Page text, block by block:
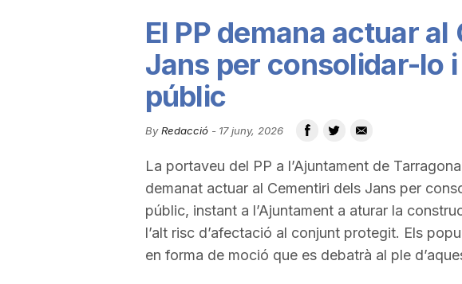
u
t
El PP demana actuar
Jans per consolidar-lo
públic
By Redacció- 17 juny, 2026
La portaveu del PP a l’Ajuntament de
demanat actuar al Cementiri dels Jans per
públic, instant a l’Ajuntament a aturar la
l’alt risc d’afectació al conjunt protegit. Els
en forma de moció que es debatrà al ple